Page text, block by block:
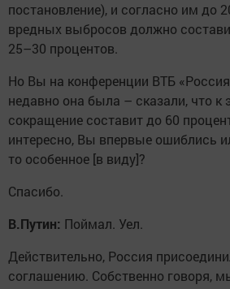
постановление), и согласно им до
вредных выбросов должно
25–30 процентов.
Но Вы на конференции ВТБ
недавно она была – сказали, что к
сокращение составит до 60
интересно, Вы впервые ошиблись
то особенное [в виду]?
Спасибо.
В.Путин: Поймал. Уел.
Действительно, Россия
соглашению. Собственно говоря,